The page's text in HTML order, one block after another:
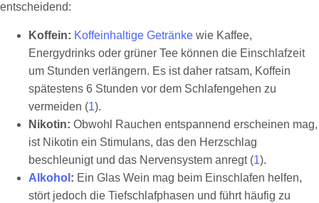
entscheidend:
Koffein: Koffeinhaltige Getränke wie Kaffee,
Energydrinks oder grüner Tee können die Einschlafzeit
um Stunden verlängern. Es ist daher ratsam, Koffein
spätestens 6 Stunden vor dem Schlafengehen zu
vermeiden (1).
Nikotin: Obwohl Rauchen entspannend erscheinen mag,
ist Nikotin ein Stimulans, das den Herzschlag
beschleunigt und das Nervensystem anregt (1).
Alkohol : Ein Glas Wein mag beim Einschlafen helfen,
stört jedoch die Tiefschlafphasen und führt häufig zu